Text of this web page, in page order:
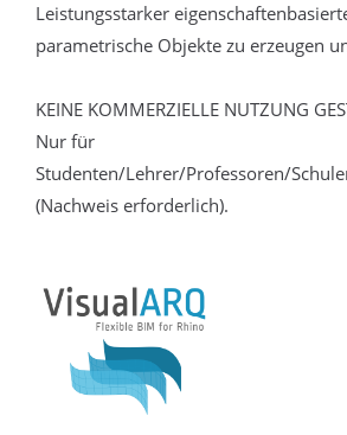
Leistungsstarker
parametrische Objekte zu erzeugen
KEINE KOMMERZIELLE NUTZUNG
Nur für
Studenten/Lehrer/Professoren/
(Nachweis erforderlich).